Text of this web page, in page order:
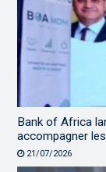
Bank of Africa
accompagner
21/07/2026